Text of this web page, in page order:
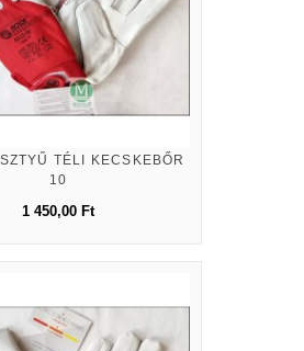
TÉLI KECSKEBŐR
10
1 450,00 Ft